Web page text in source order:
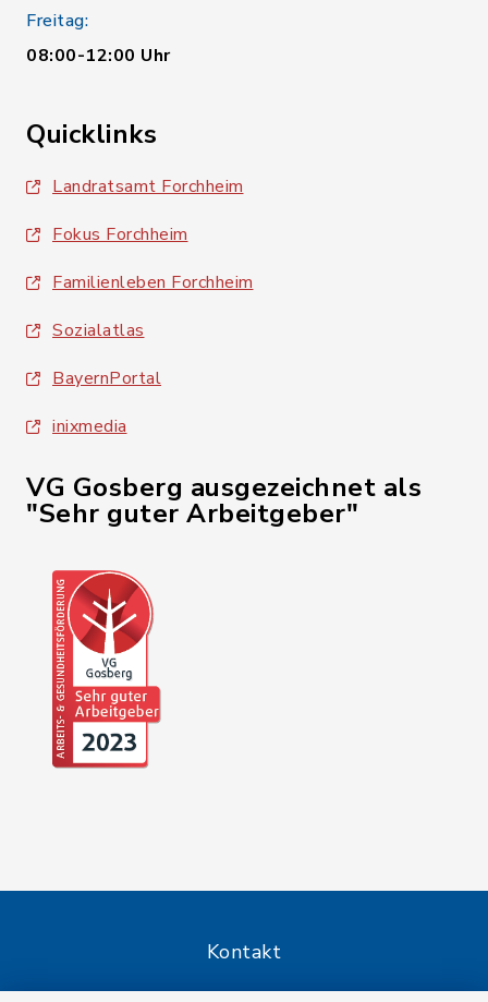
Freitag:
08:00-12:00 Uhr
Quicklinks
Landratsamt Forchheim
Fokus Forchheim
Familienleben Forchheim
Sozialatlas
BayernPortal
inixmedia
VG Gosberg ausgezeichnet als
"Sehr guter Arbeitgeber"
Kontakt